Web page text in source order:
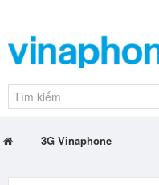
3G Vinaphone